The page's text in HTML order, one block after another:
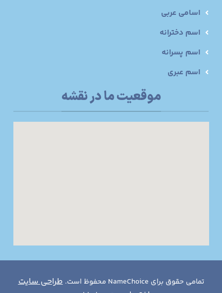
اسامی عربی
اسم دخترانه
اسم پسرانه
اسم عبری
موقعیت ما در نقشه
تمامی حقوق برای NameChoice محفوظ است.
طراحی سایت